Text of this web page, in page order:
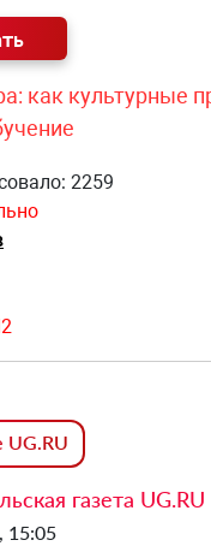
как культурные
2259
UG.RU
газета UG.RU
15:05